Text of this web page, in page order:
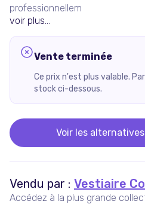
professionnellem
voir plus...
Vente terminée
Ce prix n'est plus valable.
stock ci-dessous.
Voir les
Vendu par : Vestiaire
Accédez à la plus grande